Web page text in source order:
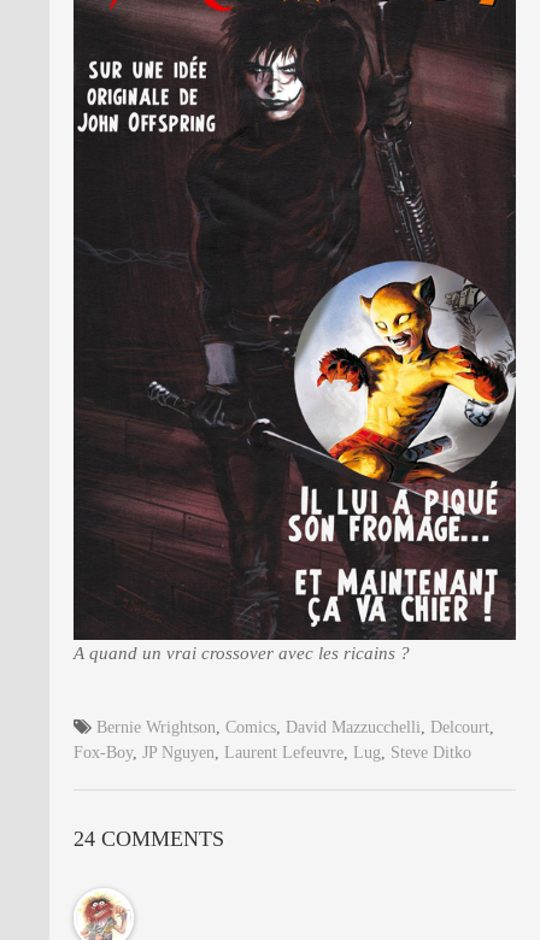
A quand un vrai crossover avec les ricains ?
Bernie Wrightson, Comics, David Mazzucchelli, Delcourt,
Fox-Boy, JP Nguyen, Laurent Lefeuvre, Lug, Steve Ditko
24 COMMENTS